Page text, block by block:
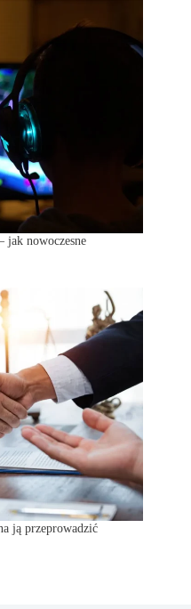
jak nowoczesne
ją przeprowadzić